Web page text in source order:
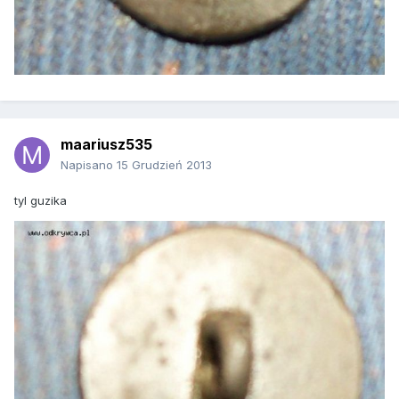
maariusz535
Napisano 15 Grudzień 2013
tyl guzika